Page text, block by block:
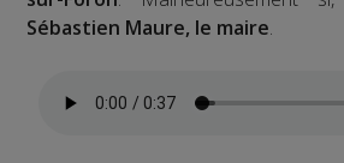
Sébastien Maure, le maire.